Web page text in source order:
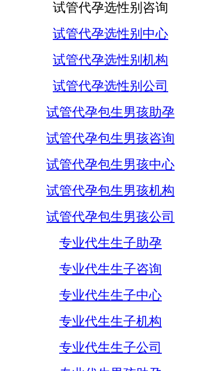
试管代孕选性别咨询
试管代孕选性别中心
试管代孕选性别机构
试管代孕选性别公司
试管代孕包生男孩助孕
试管代孕包生男孩咨询
试管代孕包生男孩中心
试管代孕包生男孩机构
试管代孕包生男孩公司
专业代生生子助孕
专业代生生子咨询
专业代生生子中心
专业代生生子机构
专业代生生子公司